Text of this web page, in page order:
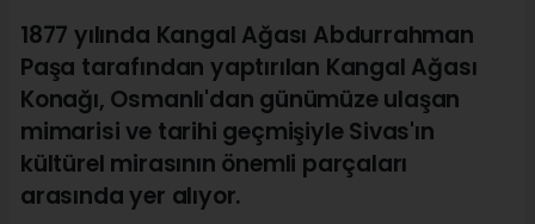
1877 yılında Kangal Ağası Abdurrahman
Paşa tarafından yaptırılan Kangal Ağası
Konağı, Osmanlı'dan günümüze ulaşan
mimarisi ve tarihi geçmişiyle Sivas'ın
kültürel mirasının önemli parçaları
arasında yer alıyor.